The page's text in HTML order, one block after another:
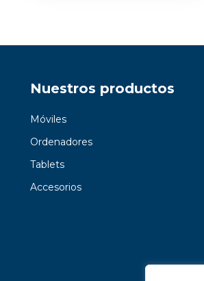
Nuestros productos
Móviles
Ordenadores
Tablets
Accesorios